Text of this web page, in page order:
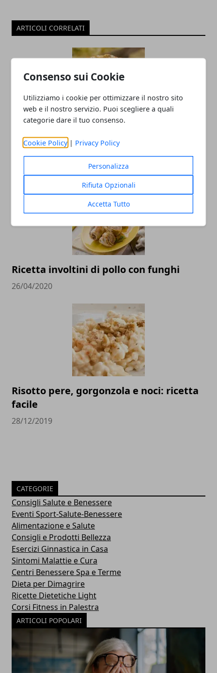
Consenso sui Cookie
Utilizziamo i cookie per ottimizzare il nostro sito
web e il nostro servizio. Puoi scegliere a quali
categorie dare il tuo consenso.
Cookie Policy | Privacy Policy
Personalizza
Rifiuta Opzionali
Accetta Tutto
ARTICOLI CORRELATI
Polpette di pollo e tacchino: ricetta
facile
Ricetta involtini di pollo con funghi
26/04/2020
Risotto pere, gorgonzola e noci: ricetta
facile
28/12/2019
CATEGORIE
Consigli Salute e Benessere
Eventi Sport-Salute-Benessere
Alimentazione e Salute
Consigli e Prodotti Bellezza
Esercizi Ginnastica in Casa
Sintomi Malattie e Cura
Centri Benessere Spa e Terme
Dieta per Dimagrire
Ricette Dietetiche Light
Corsi Fitness in Palestra
ARTICOLI POPOLARI